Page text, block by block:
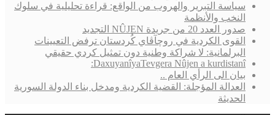
سياسة التبرير والهروب من الواقع: قراءة تحليلية في سلوك
النخب والأنظمة
صدور العدد 20 من جريدة NÛJEN التجديد
القوى الكردية في روچآڤاي كُردستان ترفض التعيينات
البرلمانية: لا شراكة وطنية دون تمثيل كردي حقيقي
DaxuyanîyaTevgera Nûjen a kurdistanî:
بيان الى الرأي العام ..
العدالة المؤجلة: القضية الكردية ومدخل بناء الدولة السورية
الحديثة